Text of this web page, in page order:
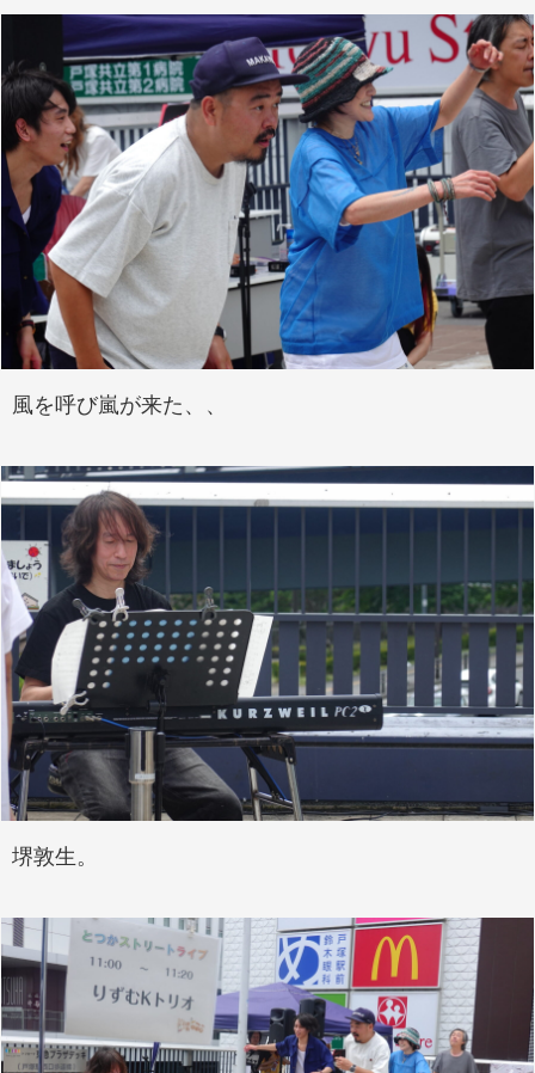
風を呼び嵐が来た、、
堺敦生。